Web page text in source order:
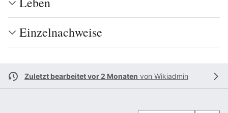
Einzelnachweise
Zuletzt bearbeitet vor 2 Monaten von Wikiadmin